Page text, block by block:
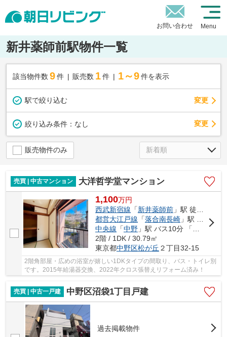
お問い合わせ Menu
新井薬師前駅物件一覧
該当物件数 9件 販売数 1 件 1～9 件を表示
駅で絞り込む 変更
絞り込み条件： なし 変更
販売物件のみ
売買 | 中古マンション 大洋哲学堂マンション
1,100万円
西武新宿線 「新井薬師前」駅 徒歩13分
都営大江戸線 「落合南長崎」駅 徒歩14分
中央線 「中野」駅 バス10分 「哲学堂下」 停歩2分
2階 / 1DK / 30.79㎡
東京都中野区松が丘 ２丁目32-15
2階角部屋・広めの浴室が嬉しい1DKタイプの間取り、バス・トイレ別
です。2015年給湯器交換、2022年クロス張替えリフォーム済み！
売買 | 中古一戸建 中野区沼袋1丁目戸建
過去掲載物件